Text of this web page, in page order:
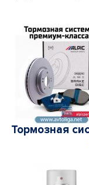
Тормозная